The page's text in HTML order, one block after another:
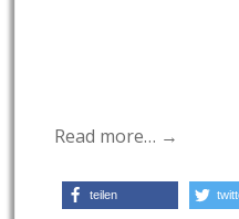
Read more… →
teilen